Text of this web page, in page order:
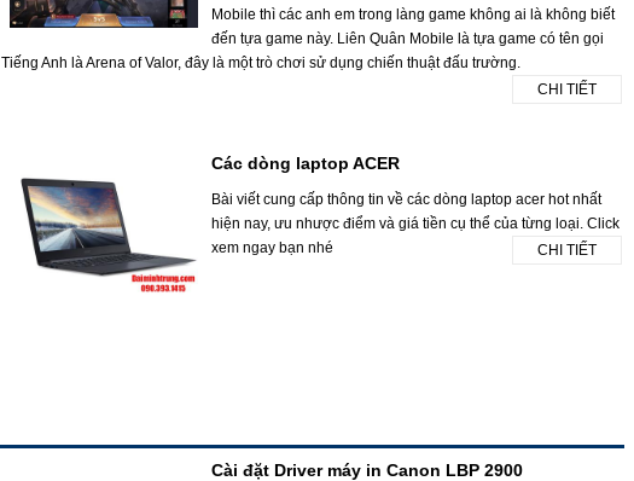
Mobile thì các anh em trong làng game không ai là không biết
đến tựa game này. Liên Quân Mobile là tựa game có tên gọi
Tiếng Anh là Arena of Valor, đây là một trò chơi sử dụng chiến thuật đấu trường.
CHI TIẾT
Các dòng laptop ACER
Bài viết cung cấp thông tin về các dòng laptop acer hot nhất
hiện nay, ưu nhược điểm và giá tiền cụ thể của từng loại. Click
xem ngay bạn nhé
CHI TIẾT
Cài đặt Driver máy in Canon LBP 2900